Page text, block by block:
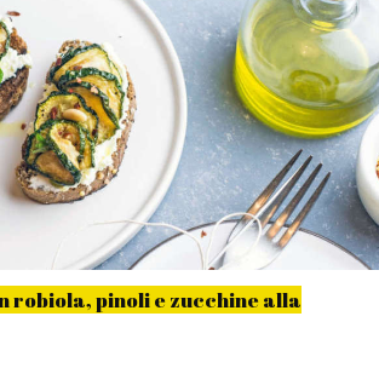
robiola, pinoli e zucchine alla